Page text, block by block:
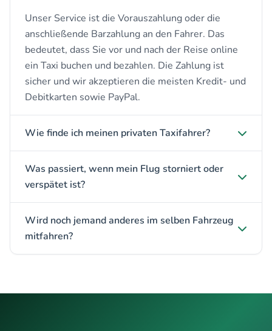
Unser Service ist die Vorauszahlung oder die
anschließende Barzahlung an den Fahrer. Das
bedeutet, dass Sie vor und nach der Reise online
ein Taxi buchen und bezahlen. Die Zahlung ist
sicher und wir akzeptieren die meisten Kredit- und
Debitkarten sowie PayPal.
Wie finde ich meinen privaten Taxifahrer?
Was passiert, wenn mein Flug storniert oder
verspätet ist?
Wird noch jemand anderes im selben Fahrzeug
mitfahren?